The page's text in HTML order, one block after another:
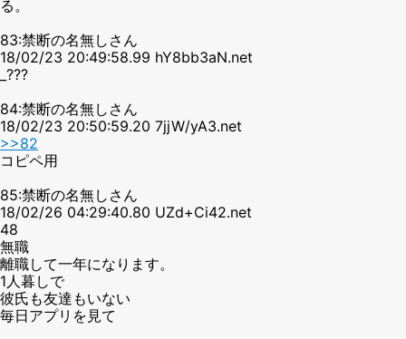
る。
83:禁断の名無しさん
18/02/23 20:49:58.99 hY8bb3aN.net
_???
84:禁断の名無しさん
18/02/23 20:50:59.20 7jjW/yA3.net
>>82
コピペ用
85:禁断の名無しさん
18/02/26 04:29:40.80 UZd+Ci42.net
48
無職
離職して一年になります。
1人暮しで
彼氏も友達もいない
毎日アプリを見て